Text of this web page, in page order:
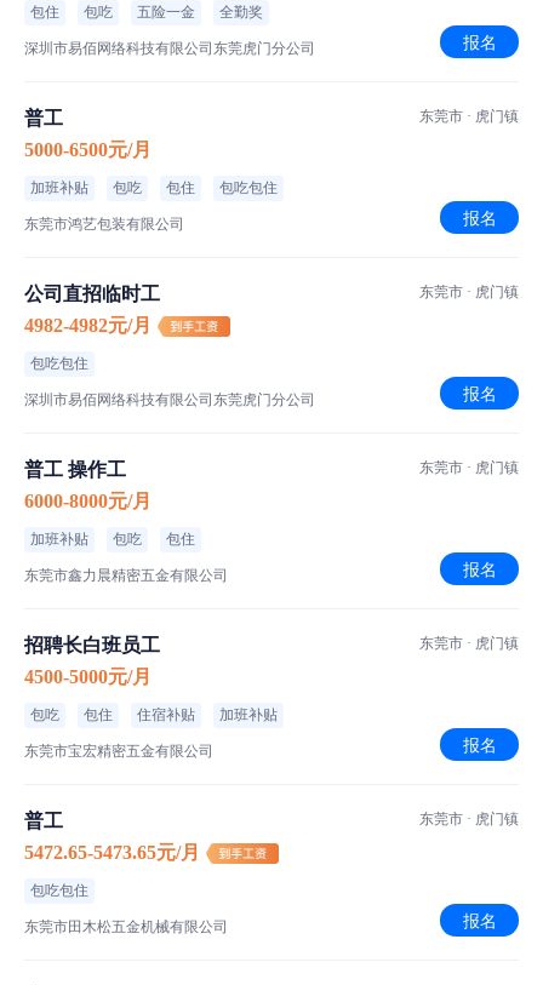
岗位要求：
2、能适应上夜班
3、男女不限
公司福利待遇：
2、包吃包住
3、月度绩效奖；
6、六险一金
8、提供免费食宿。宿舍设施齐全，提供洗手间、洗澡间（冷热水
齐备）、风扇和空调等；
9、定期举行员工沟通大会；
10、拥有丰富多彩的文体活动和设施，如图书室、电脑室、篮球
工作环境
包住 包吃 五险一金 全勤奖
深圳市易佰网络科技有限公司东莞虎门分公司 报名
普工
5000-6500元/月
加班补贴 包吃 包住 包吃包住
东莞市鸿艺包装有限公司
东莞市 · 虎门镇
报名
公司直招临时工
4982-4982元/月
包吃包住
深圳市易佰网络科技有限公司东莞虎门分公司
东莞市 · 虎门镇
报名
普工 操作工
6000-8000元/月
加班补贴 包吃 包住
东莞市鑫力晨精密五金有限公司
东莞市 · 虎门镇
报名
招聘长白班员工
4500-5000元/月
包吃 包住 住宿补贴 加班补贴
东莞市宝宏精密五金有限公司
东莞市 · 虎门镇
报名
普工
5472.65-5473.65元/月
包吃包住
东莞市田木松五金机械有限公司
东莞市 · 虎门镇
报名